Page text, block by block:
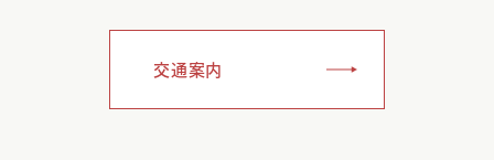
交通案内